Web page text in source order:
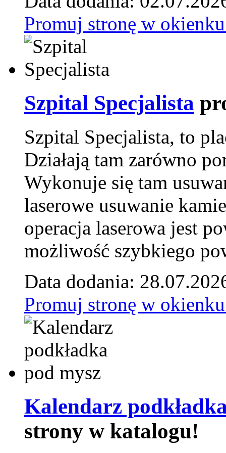
Promuj stronę w
Szpital Specjalista
Szpital Specjalista, to
Działają tam zarówno
Wykonuje się tam
laserowe usuwanie
operacja laserowa jest
możliwość szybkiego
Data dodania:
Promuj stronę w
Kalendarz
strony w katalogu!